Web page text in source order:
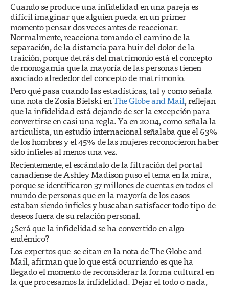
Cuando se produce una infidelidad en una pareja es
difícil imaginar que alguien pueda en un primer
momento pensar dos veces antes de reaccionar.
Normalmente, reacciona tomando el camino de la
separación, de la distancia para huir del dolor de la
traición, porque detrás del matrimonio está el concepto
de monogamia que la mayoría de las personas tienen
asociado alrededor del concepto de matrimonio.
Pero qué pasa cuando las estadísticas, tal y como señala
una nota de Zosia Bielski enThe Globe and Mail, reflejan
que la infidelidad está dejando de ser la excepción para
convertirse en casi una regla. Ya en 2004, como señala la
articulista, un estudio internacional señalaba que el 63%
de los hombres y el 45% de las mujeres reconocieron haber
sido infieles al menos una vez.
Recientemente, el escándalo de la filtración del portal
canadiense de Ashley Madison puso el tema en la mira,
porque se identificaron 37 millones de cuentas en todos el
mundo de personas que en la mayoría de los casos
estaban siendo infieles y buscaban satisfacer todo tipo de
deseos fuera de su relación personal.
¿Será que la infidelidad se ha convertido en algo
endémico?
Los expertos que se citan en la nota de The Globe and
Mail, afirman que lo que está ocurriendo es que ha
llegado el momento de reconsiderar la forma cultural en
la que procesamos la infidelidad. Dejar el todo o nada,